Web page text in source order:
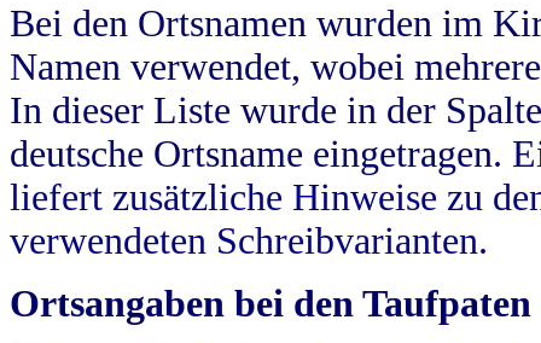
Bei den Ortsnamen wurden im
Namen verwendet, wobei
In dieser Liste wurde in der
deutsche Ortsname eingetragen.
liefert zusätzliche Hinweise zu
verwendeten Schreibvarianten.
Ortsangaben bei den Taufpaten